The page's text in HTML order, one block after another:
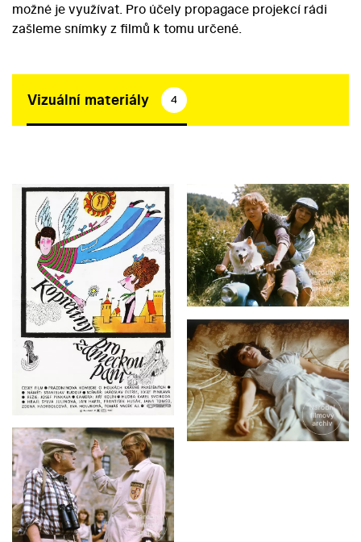
možné je využívat. Pro účely propagace projekcí rádi
zašleme snímky z filmů k tomu určené.
Vizuální materiály 4